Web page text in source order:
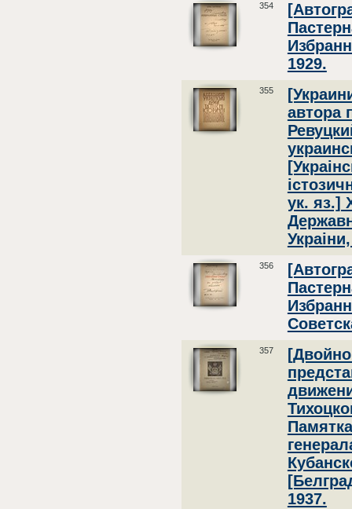
354
1929.
355
автора
ук. яз.]
356
357
1937.